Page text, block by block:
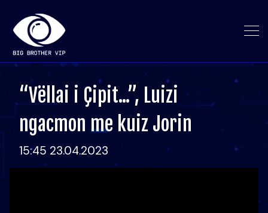
“Vëllai i Çipit...”, Luizi
ngacmon me kuiz Jorin
15:45 23.04.2023